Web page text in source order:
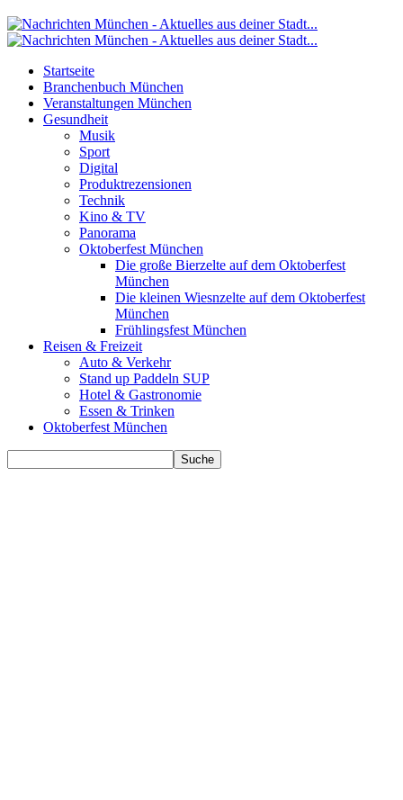
Startseite
Branchenbuch München
Veranstaltungen München
Gesundheit
Musik
Sport
Digital
Produktrezensionen
Technik
Kino & TV
Panorama
Oktoberfest München
Die große Bierzelte auf dem Oktoberfest
München
Die kleinen Wiesnzelte auf dem Oktoberfest
München
Frühlingsfest München
Reisen & Freizeit
Auto & Verkehr
Stand up Paddeln SUP
Hotel & Gastronomie
Essen & Trinken
Oktoberfest München